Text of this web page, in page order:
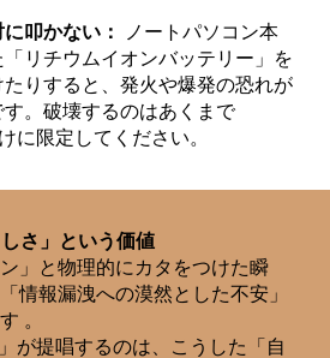
叩かない：
ノートパソコン本
リチウムイオンバッテリー」を
りすると、発火や爆発の恐れが
。破壊するのはあくまで
に限定してください。
さ」という価値
」と物理的にカタをつけた瞬
情報漏洩への漠然とした不安」
。
が提唱するのは、こうした「自